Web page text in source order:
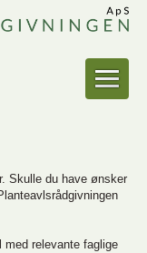
Skulle du have ønsker
med relevante faglige